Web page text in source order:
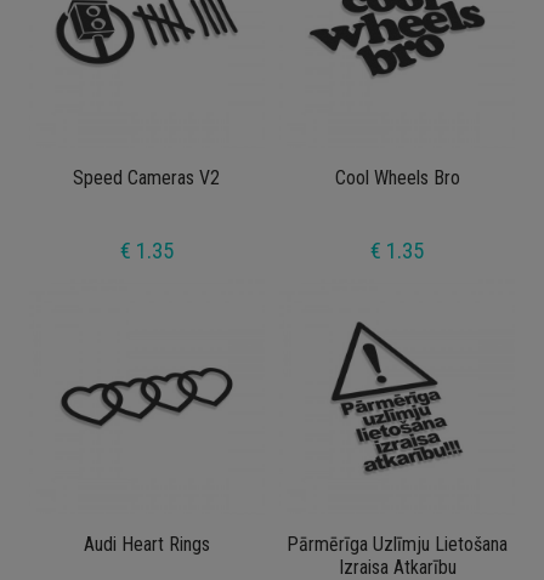
Speed Cameras V2
€ 1.35
Cool Wheels Bro
€ 1.35
Audi Heart Rings
Pārmērīga Uzlīmju Lietošana
Izraisa Atkarību